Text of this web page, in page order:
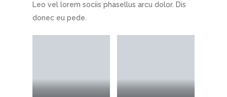
Leo vel lorem sociis phasellus arcu dolor. Dis
donec eu pede.